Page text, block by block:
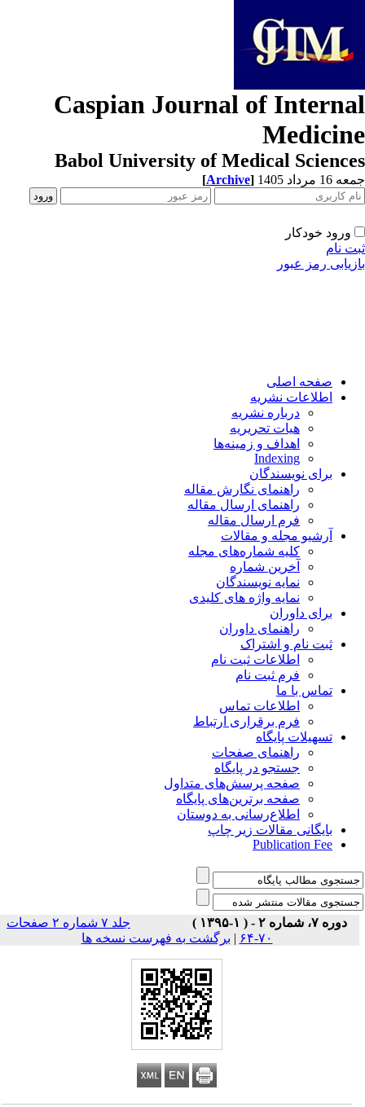
Caspian Journal of
Babol University of Medical
مرداد 1405 [Archive]
ورود خودکار
نام
رمز عبور
صفحه اصلی
اطلاعات نشریه
درباره نشریه
هیات تحریریه
اهداف و زمینه‌ها
Indexing
برای نویسندگان
راهنمای نگارش مقاله
راهنمای ارسال مقاله
فرم ارسال مقاله
آرشیو مجله و مقالات
کلیه شماره‌های مجله
آخرین شماره
نمایه نویسندگان
نمایه واژه های کلیدی
برای داوران
راهنمای داوران
ثبت نام و اشتراک
اطلاعات ثبت نام
فرم ثبت نام
تماس با ما
اطلاعات تماس
فرم برقراری ارتباط
تسهیلات پایگاه
راهنمای صفحات
جستجو در پایگاه
صفحه پرسش‌های متداول
صفحه برترین‌های پایگاه
اطلاع‌رسانی به دوستان
بایگانی مقالات زیر چاپ
Publication Fee
دوره ۷، شماره ۲ - ( ۱-۱۳۹۵ )
جلد ۷ شماره ۲ صفحات
۷۰-۶۴
| برگشت به فهرست نسخه ها